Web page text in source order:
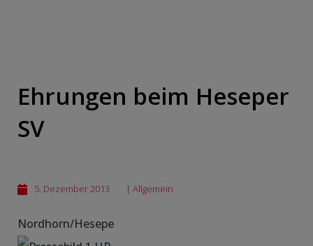
Ehrungen beim Heseper
SV
5. Dezember 2013 | Allgemein
Nordhorn/Hesepe